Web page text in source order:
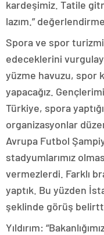
kardeşimiz. Tatile
lazım.”
Spora ve spor
edeceklerini
yüzme havuzu, spor
yapacağız.
Türkiye, spora
organizasyonlar
Avrupa Futbol
stadyumlarımız
vermezlerdi. Farklı
yaptık. Bu yüzden
şeklinde görüş
Yıldırım: